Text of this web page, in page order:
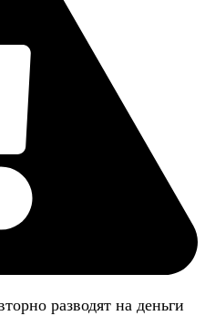
разводят на деньги